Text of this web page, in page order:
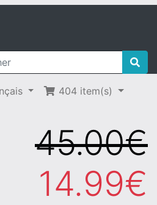
404 item(s)
45.00€
14.99€